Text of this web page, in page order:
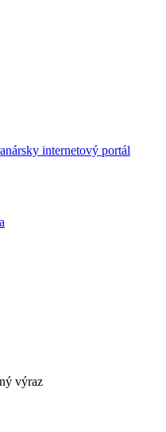
internetový portál
výraz